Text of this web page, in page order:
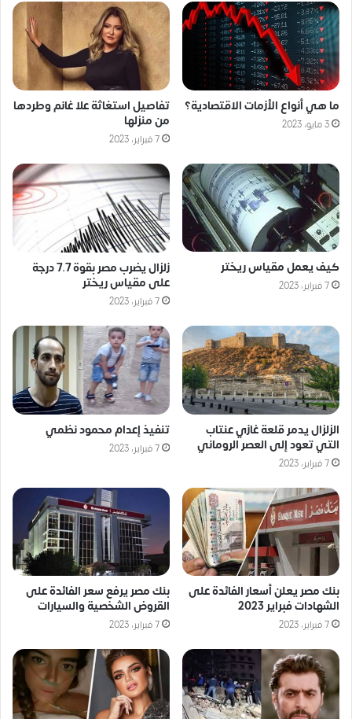
ما هي أنواع الأزمات الاقتصادية؟
3 مايو، 2023
تفاصيل استغاثة علا غانم وطردها
من منزلها
7 فبراير، 2023
كيف يعمل مقياس ريختر
7 فبراير، 2023
زلزال يضرب مصر بقوة 7.7 درجة
على مقياس ريختر
7 فبراير، 2023
الزلزال يدمر قلعة غازي عنتاب
التي تعود إلى العصر الروماني
7 فبراير، 2023
تنفيذ إعدام محمود نظمي
7 فبراير، 2023
بنك مصر يعلن أسعار الفائدة على
الشهادات فبراير 2023
7 فبراير، 2023
بنك مصر يرفع سعر الفائدة على
القروض الشخصية والسيارات
7 فبراير، 2023